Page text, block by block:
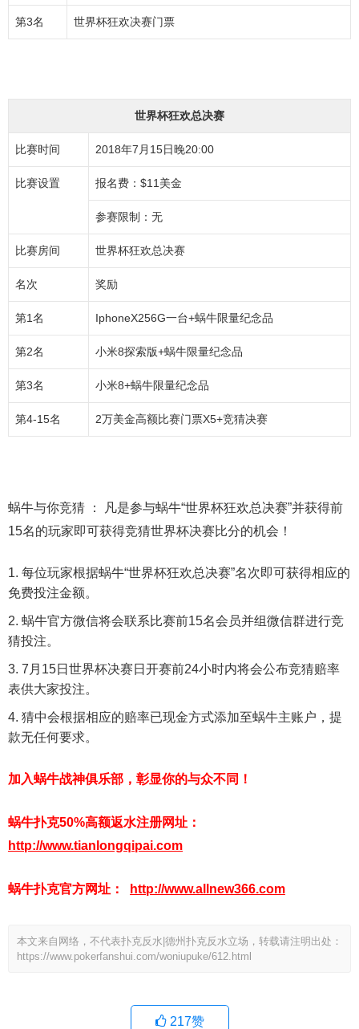
第3名 世界杯狂欢决赛门票
世界杯狂欢总决赛
比赛时间 2018年7月15日晚20:00
比赛设置 报名费：$11美金
参赛限制：无
比赛房间 世界杯狂欢总决赛
名次 奖励
第1名 IphoneX256G一台+蜗牛限量纪念品
第2名 小米8探索版+蜗牛限量纪念品
第3名 小米8+蜗牛限量纪念品
第4-15名 2万美金高额比赛门票X5+竞猜决赛
蜗牛与你竞猜 ：
凡是参与蜗牛“世界杯狂欢总决赛”并获得前
15名的玩家即可获得竞猜世界杯决赛比分的机会！
每位玩家根据蜗牛“世界杯狂欢总决赛”名次即可获得相应的
免费投注金额。
蜗牛官方微信将会联系比赛前15名会员并组微信群进行竞
猜投注。
7月15日世界杯决赛日开赛前24小时内将会公布竞猜赔率
表供大家投注。
猜中会根据相应的赔率已现金方式添加至蜗牛主账户，提
款无任何要求。
加入蜗牛战神俱乐部，彰显你的与众不同！
蜗牛扑克50%高额返水注册网址：
http://www.tianlongqipai.com
蜗牛扑克官方网址： http://www.allnew366.com
本文来自网络，不代表扑克反水|德州扑克反水立场，转载请注明出处：
https://www.pokerfanshui.com/woniupuke/612.html
217赞